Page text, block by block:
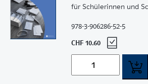
für Schülerinnen und
978-3-906286-52-5
CHF 10.60